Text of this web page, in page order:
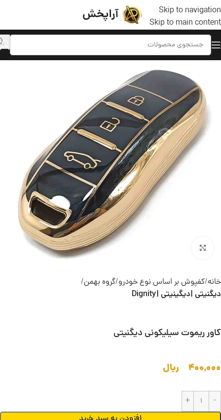
Skip to navigation
Skip to main content
خانه کفپوش بر اساس نوع خودرو گروه بهمن
دیگنیتی |دیگینیتی |Dignity
کاور ریموت سیلیکونی دیگنیتی
۴۰۰,۰۰۰ ریال